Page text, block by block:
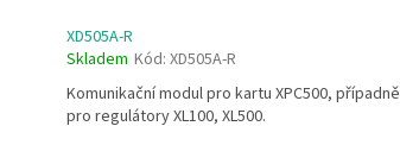
XD505A-R
Skladem Kód: XD505A-R
Komunikační modul pro kartu XPC500, případně
pro regulátory XL100, XL500.